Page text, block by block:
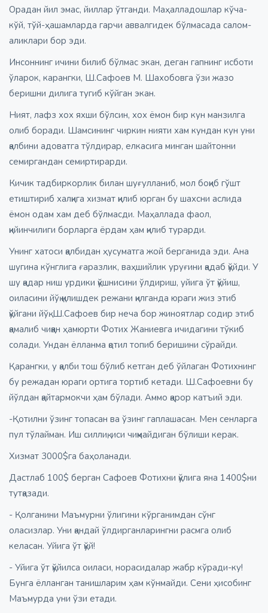
Орадан йил эмас, йиллар ўтганди. Маҳалладошлар кўча-
кўй, тўй-ҳашамларда гарчи аввалгидек бўлмасада салом-
аликлари бор эди.
Инсоннинг ичини билиб бўлмас экан, деган гапнинг исботи
ўларок, карангки, Ш.Сафоев М. Шахобовга ўзи жазо
беришни дилига тугиб кўйган экан.
Ният, лафз хох яхши бўлсин, хох ёмон бир кун манзилга
олиб боради. Шамсининг чиркин нияти хам кундан кун уни
қалбини адоватга тўлдирар, елкасига минган шайтонни
семиргандан семиртирарди.
Кичик тадбиркорлик билан шуғулланиб, мол боқиб гўшт
етиштириб халқига хизмат қилиб юрган бу шахсни аслида
ёмон одам хам деб бўлмасди. Маҳаллада фаол,
қийинчилиги борларга ёрдам ҳам қилиб турарди.
Унинг хатоси қалбидан ҳусуматга жой берганида эди. Ана
шугина кўнглига ғаразлик, ваҳшийлик уруғини қадаб қўйди. У
шу қадар ниш урдики қўшнисини ўлдириш, уйига ўт қўйиш,
оиласини йўқ қилишдек режани қилганда юраги жиз этиб
қўйгани йўқ. Ш.Сафоев бир неча бор жиноятлар содир этиб
қамалиб чиққан ҳамюрти Фотих Жаниевга ичидагини тўкиб
солади. Ундан ёлланма қотил топиб беришини сўрайди.
Қарангки, у қалби тош бўлиб кетган деб ўйлаган Фотихнинг
бу режадан юраги ортига тортиб кетади. Ш.Сафоевни бу
йўлдан қайтармокчи ҳам бўлади. Аммо қарор катъий эди.
-Қотилни ўзинг топасан ва ўзинг гаплашасан. Мен сенларга
пул тўлайман. Иш силлиқ, иси чиқмайдиган бўлиши керак.
Хизмат 3000$га баҳоланади.
Дастлаб 100$ берган Сафоев Фотихни қўлига яна 1400$ни
тутқазади.
- Қолганини Маъмурни ўлигини кўрганимдан сўнг
оласизлар. Уни қандай ўлдирганларингни расмга олиб
келасан. Уйига ўт қўй!
- Уйига ўт қўйилса оиласи, норасидалар жабр кўради-ку!
Бунга ёлланган танишларим ҳам кўнмайди. Сени ҳисобинг
Маъмурда уни ўзи етади.